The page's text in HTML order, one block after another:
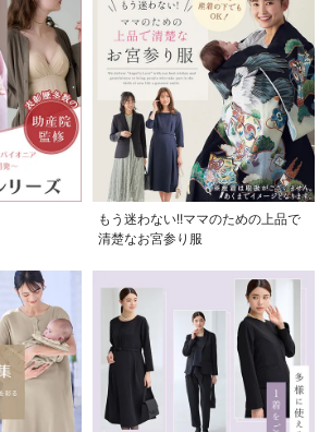
を続ける カートへ進む
もう迷わない!!ママのための上品で
清楚なお宮参り服
お気に入り商品を確認する